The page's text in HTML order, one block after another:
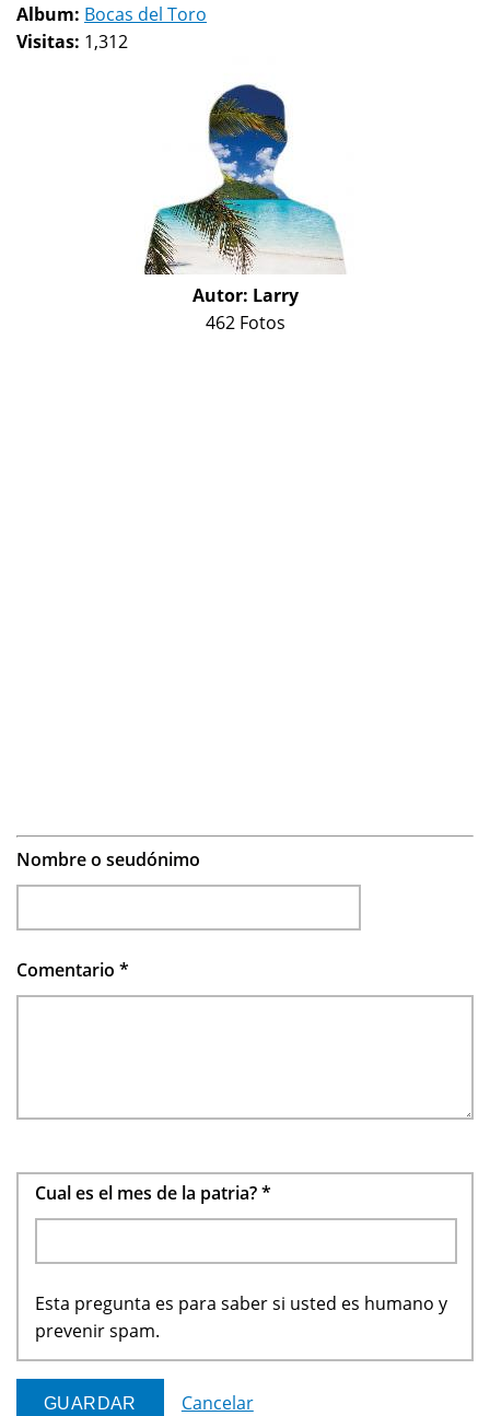
Album: Bocas del Toro
Visitas: 1,312
Autor: Larry
462 Fotos
Nombre o seudónimo
Comentario *
Cual es el mes de la patria?*
Esta pregunta es para saber si usted es humano y
prevenir spam.
Cancelar